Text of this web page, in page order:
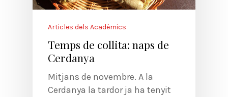
Articles dels Acadèmics
Temps de collita: naps de
Cerdanya
Mitjans de novembre. A la
Cerdanya la tardor ja ha tenyit